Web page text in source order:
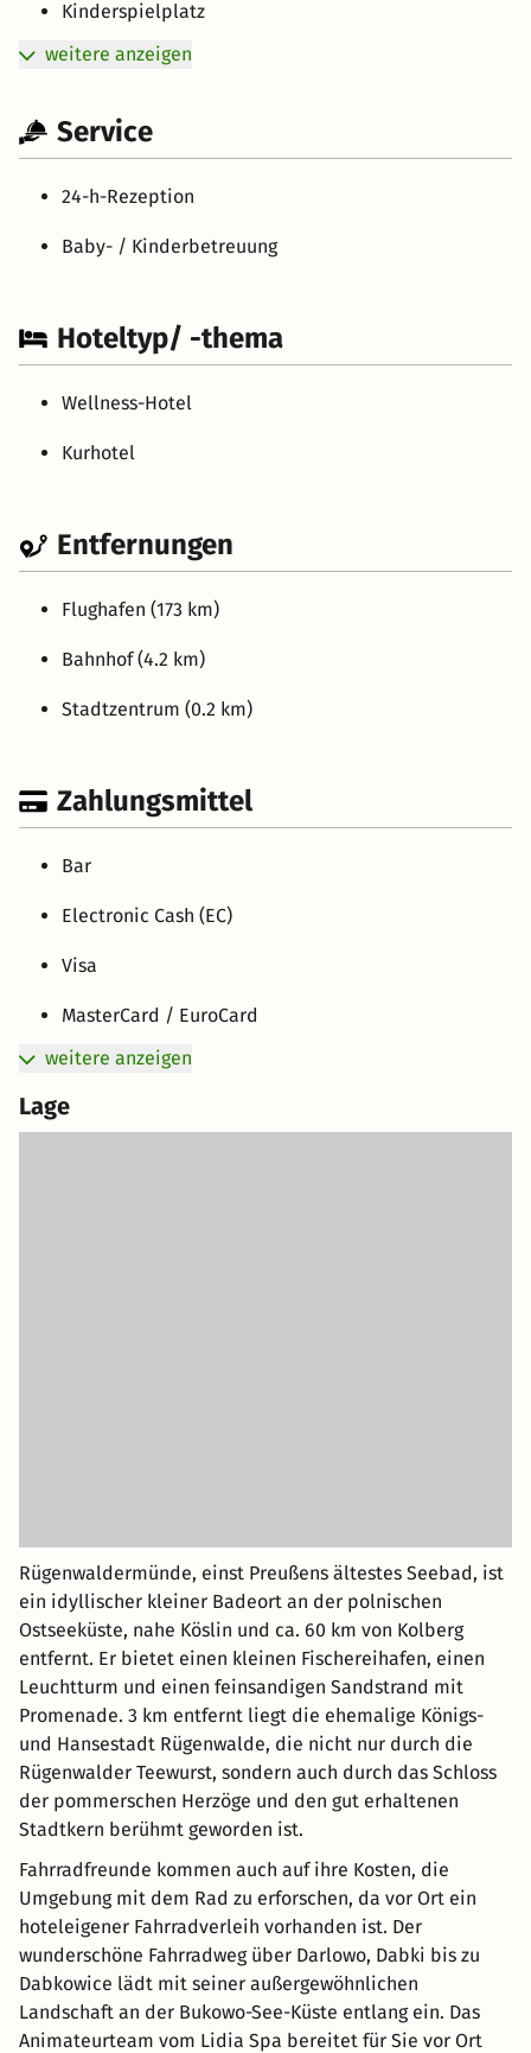
Kinderspielplatz
weitere anzeigen
Service
24-h-Rezeption
Baby- / Kinderbetreuung
Hoteltyp/ -thema
Wellness-Hotel
Kurhotel
Entfernungen
Flughafen (173 km)
Bahnhof (4.2 km)
Stadtzentrum (0.2 km)
Zahlungsmittel
Bar
Electronic Cash (EC)
Visa
MasterCard / EuroCard
weitere anzeigen
Lage
Rügenwaldermünde, einst Preußens ältestes Seebad, ist
ein idyllischer kleiner Badeort an der polnischen
Ostseeküste, nahe Köslin und ca. 60 km von Kolberg
entfernt. Er bietet einen kleinen Fischereihafen, einen
Leuchtturm und einen feinsandigen Sandstrand mit
Promenade. 3 km entfernt liegt die ehemalige Königs-
und Hansestadt Rügenwalde, die nicht nur durch die
Rügenwalder Teewurst, sondern auch durch das Schloss
der pommerschen Herzöge und den gut erhaltenen
Stadtkern berühmt geworden ist.
Fahrradfreunde kommen auch auf ihre Kosten, die
Umgebung mit dem Rad zu erforschen, da vor Ort ein
hoteleigener Fahrradverleih vorhanden ist. Der
wunderschöne Fahrradweg über Darlowo, Dabki bis zu
Dabkowice lädt mit seiner außergewöhnlichen
Landschaft an der Bukowo-See-Küste entlang ein. Das
Animateurteam vom Lidia Spa bereitet für Sie vor Ort